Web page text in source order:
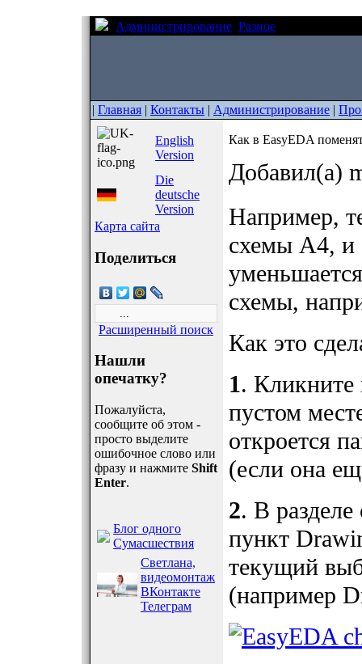
Администрирование Разное
| Главная | Контакты | Администрирование |
English
Version
Die
deutsche
Version
Карта сайта
Поделиться
Расширенный поиск
Нашли
опечатку?
Пожалуйста,
сообщите об этом -
просто выделите
ошибочное слово или
фразу и нажмите Shift
Enter.
Блог одного
Сумасшествия
Светлана,
видеомонтаж
ВКонтакте
Телеграм
Как в EasyEDA
Добавил(а)
Например,
схемы A4, и
схемы,
Как это
1.
пустом
откроется
(если она
2. В разделе
пункт
текущий
(например